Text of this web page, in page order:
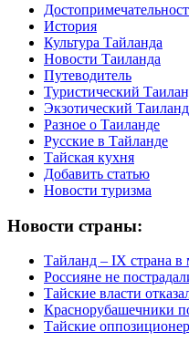
История
Культура Тайланда
Новости Таиланда
Путеводитель
Туристический
Экзотический Таиланд
Разное о Таиланде
Русские в Тайланде
Тайская кухня
Добавить статью
Новости туризма
Новости страны:
Тайланд – IX страна
Россияне не
Тайские власти
Краснорубашечники
Тайские